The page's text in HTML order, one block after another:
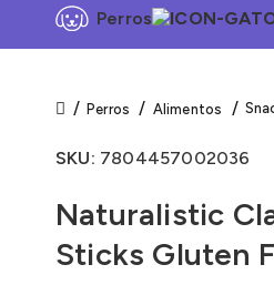
Perros
Perros Alimentos
SKU: 7804457002036
Naturalistic
Sticks Gluten